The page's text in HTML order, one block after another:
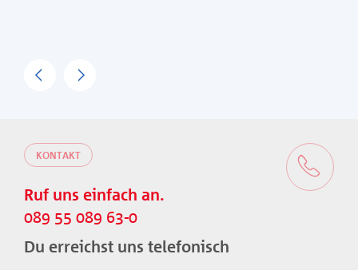
Previous
KONTAKT
Ruf uns einfach an.
089 55 089 63-0
Du erreichst uns telefonisch